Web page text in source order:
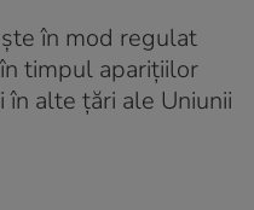
în mod regulat
timpul aparițiilor
în alte țări ale Uniunii